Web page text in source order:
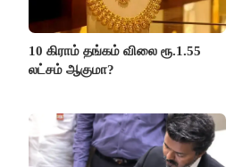
10 கிராம் தங்கம் விலை ரூ.1.55
லட்சம் ஆகுமா?